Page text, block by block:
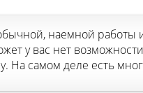
наемной работы
у вас нет
На самом деле есть